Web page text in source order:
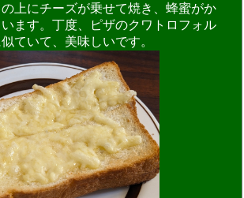
の上にチーズが乗せて焼き、蜂蜜がか
ます。丁度、ピザのクワトロフォル
ていて、美味しいです。